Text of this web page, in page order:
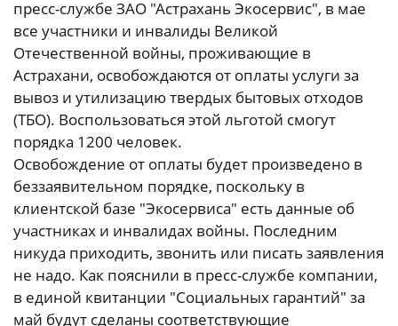
пресс-службе ЗАО "Астрахань Экосервис", в мае
все участники и инвалиды Великой
Отечественной войны, проживающие в
Астрахани, освобождаются от оплаты услуги за
вывоз и утилизацию твердых бытовых отходов
(ТБО). Воспользоваться этой льготой смогут
порядка 1200 человек.
Освобождение от оплаты будет произведено в
беззаявительном порядке, поскольку в
клиентской базе "Экосервиса" есть данные об
участниках и инвалидах войны. Последним
никуда приходить, звонить или писать заявления
не надо. Как пояснили в пресс-службе компании,
в единой квитанции "Социальных гарантий" за
май будут сделаны соответствующие